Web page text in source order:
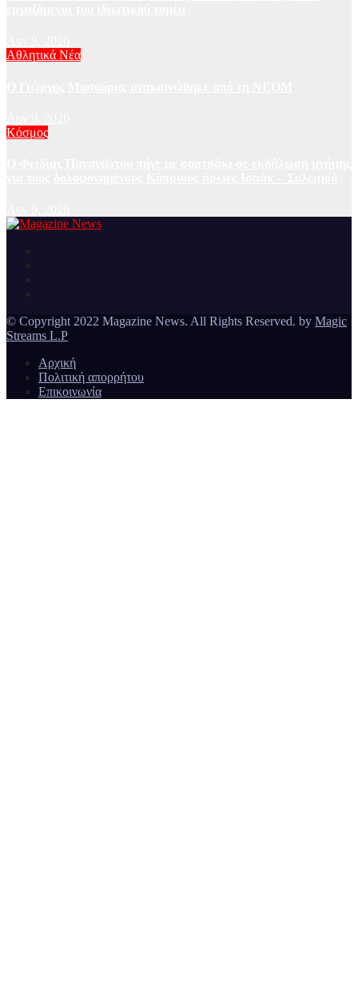
Αθλητικά Νέα
Κόσμος
© Copyright 2022 Magazine News. All Rights Reserved. by Magic
Streams L.P
Αρχική
Πολιτική απορρήτου
Επικοινωνία